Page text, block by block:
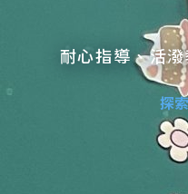
耐心指導、活
探